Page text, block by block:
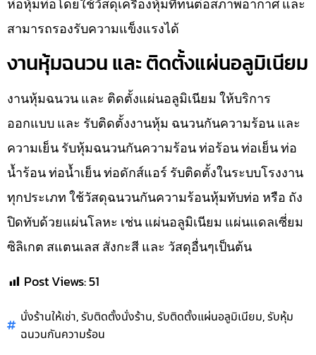
ห่อหุ้มท่อโดยใช้วัสดุเครื่องหุ้มที่ทนต่อสภาพอากาศ และ
สามารถรองรับความแข็งแรงได้
งานหุ้มฉนวน และ ติดตั้งแผ่นอลูมิเนียม
งานหุ้มฉนวน และ ติดตั้งแผ่นอลูมิเนียม ให้บริการ
ออกแบบ และ รับติดตั้งงานหุ้ม ฉนวนกันความร้อน และ
ความเย็น รับหุ้มฉนวนกันความร้อน ท่อร้อน ท่อเย็น ท่อ
น้ำร้อน ท่อน้ำเย็น ท่อดักส์แอร์ รับติดตั้งในระบบโรงงาน
ทุกประเภท ใช้วัสดุฉนวนกันความร้อนหุ้มทับท่อ หรือ ถัง
ปิดทับด้วยแผ่นโลหะ เช่น แผ่นอลูมิเนียม แผ่นแดลเซี่ยม
ซิลิเกต สแตนเลส สังกะสี และ วัสดุอื่นๆเป็นต้น
Post Views:51
นั่งร้านให้เช่า,รับติดตั้งนั่งร้าน,รับติดตั้งแผ่นอลูมิเนียม,รับหุ้ม
ฉนวนกันความร้อน